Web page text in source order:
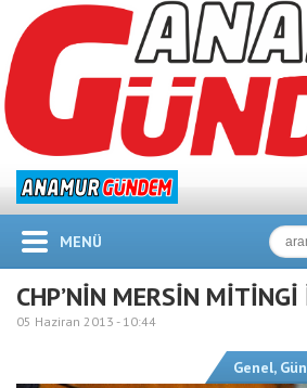
MENÜ
CHP’NİN MERSİN
05 Haziran 2013 - 10:44
Genel,